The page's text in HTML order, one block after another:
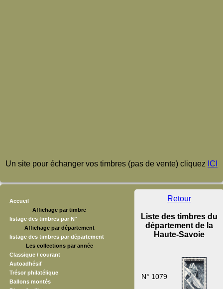
Un site pour échanger vos timbres (pas de vente) cliquez ICI
Accueil
Affichage par timbre
listage des timbres par N°
Affichage par département
listage des timbres par département
Les collections par année
Classique / courant
Autoadhésif
Trésor philatélique
Ballons montés
Retour
Liste des timbres du
département de la
Haute-Savoie
N° 1079